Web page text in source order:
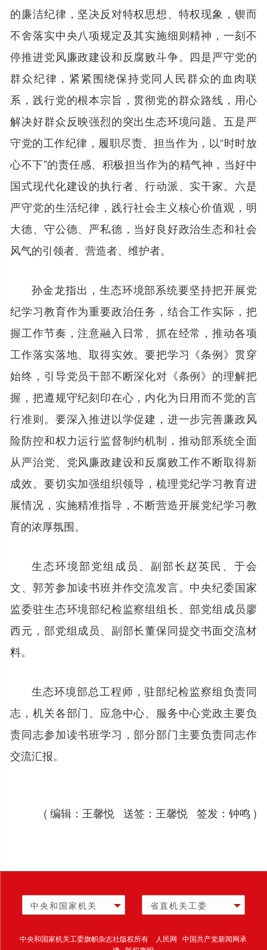
的廉洁纪律，坚决反对特权思想、特权现象，锲而
不舍落实中央八项规定及其实施细则精神，一刻不
停推进党风廉政建设和反腐败斗争。四是严守党的
群众纪律，紧紧围绕保持党同人民群众的血肉联
系，践行党的根本宗旨，贯彻党的群众路线，用心
解决好群众反映强烈的突出生态环境问题。五是严
守党的工作纪律，履职尽责、担当作为，以“时时放
心不下”的责任感、积极担当作为的精气神，当好中
国式现代化建设的执行者、行动派、实干家。六是
严守党的生活纪律，践行社会主义核心价值观，明
大德、守公德、严私德，当好良好政治生态和社会
风气的引领者、营造者、维护者。
孙金龙指出，生态环境部系统要坚持把开展党
纪学习教育作为重要政治任务，结合工作实际，把
握工作节奏，注意融入日常、抓在经常，推动各项
工作落实落地、取得实效。要把学习《条例》贯穿
始终，引导党员干部不断深化对《条例》的理解把
握，把遵规守纪刻印在心，内化为日用而不觉的言
行准则。要深入推进以学促建，进一步完善廉政风
险防控和权力运行监督制约机制，推动部系统全面
从严治党、党风廉政建设和反腐败工作不断取得新
成效。要切实加强组织领导，梳理党纪学习教育进
展情况，实施精准指导，不断营造开展党纪学习教
育的浓厚氛围。
生态环境部党组成员、副部长赵英民、于会
文、郭芳参加读书班并作交流发言。中央纪委国家
监委驻生态环境部纪检监察组组长、部党组成员廖
西元，部党组成员、副部长董保同提交书面交流材
料。
生态环境部总工程师，驻部纪检监察组负责同
志，机关各部门、应急中心、服务中心党政主要负
责同志参加读书班学习，部分部门主要负责同志作
交流汇报。
( 编辑：王馨悦 送签：王馨悦 签发：钟鸣 )
中央和国家机关 省直机关工委
中央和国家机关工委旗帜杂志社版权所有 人民网 中国共产党新闻网承